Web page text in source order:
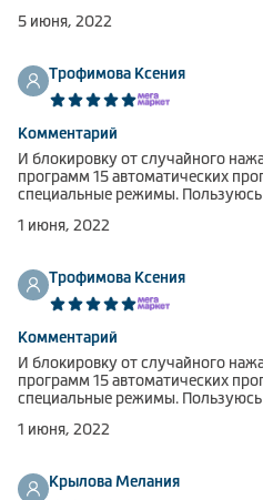
5 июня, 2022
Трофимова Ксения
Комментарий
И блокировку от случайного
программ 15 автоматических
специальные режимы. Пользуюсь
1 июня, 2022
Трофимова Ксения
Комментарий
И блокировку от случайного
программ 15 автоматических
специальные режимы. Пользуюсь
1 июня, 2022
Крылова Мелания